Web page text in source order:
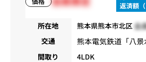
返済額（
所在地 熊本県熊本市北区会
交通 熊本電気鉄道「八景
間取り
4LDK